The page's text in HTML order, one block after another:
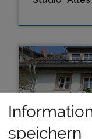
speichern